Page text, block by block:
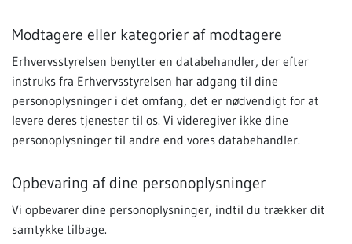
Modtagere eller kategorier af modtagere
Erhvervsstyrelsen benytter en databehandler, der efter
instruks fra Erhvervsstyrelsen har adgang til dine
personoplysninger i det omfang, det er nødvendigt for at
levere deres tjenester til os. Vi videregiver ikke dine
personoplysninger til andre end vores databehandler.
Opbevaring af dine personoplysninger
Vi opbevarer dine personoplysninger, indtil du trækker dit
samtykke tilbage.